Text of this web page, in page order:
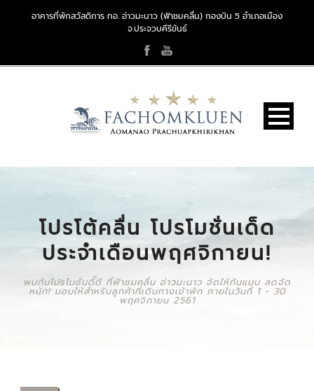
อาคารที่พักสวัสดิการ ทอ. อ่าวมะนาว (ฟ้าชมคลื่น) กองบิน 5 อำเภอเมือง
จ.ประจวบคีรีขันธ์
โปรโต้คลื่น โปรโมชั่นเด็ด
ประจำเดือนพฤศจิกายน!
พบกับโปรโมชั่นดี๊ดี ที่ฟ้าชมคลื่น อ่าวมะนาว จัดให้กันแบบ ลดจัด
หนัก! มอบให้สำหรับลูกค้าที่เดินทางเข้าพัก ภายในวันที่ 1 - 30
พฤศจิกายน 2561